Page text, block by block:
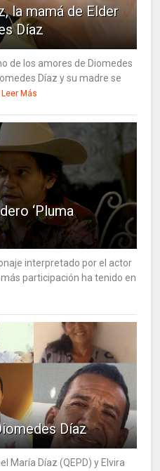
la mamá de Elder
Díaz
de los amores de Diomedes
Díaz y su madre se
Leer Más
‘Pluma
interpretado por el actor
más participación ha tenido en
Díaz
María Díaz (QEPD) y Elvira